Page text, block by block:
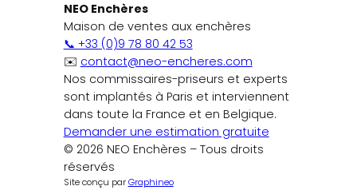
NEO Enchères
Maison de ventes aux enchères
📞 +33 (0)9 78 80 42 53
✉️ contact@neo-encheres.com
Nos commissaires-priseurs et experts
sont implantés à Paris et interviennent
dans toute la France et en Belgique.
Demander une estimation gratuite
© 2026 NEO Enchères – Tous droits
réservés
Site conçu parGraphineo